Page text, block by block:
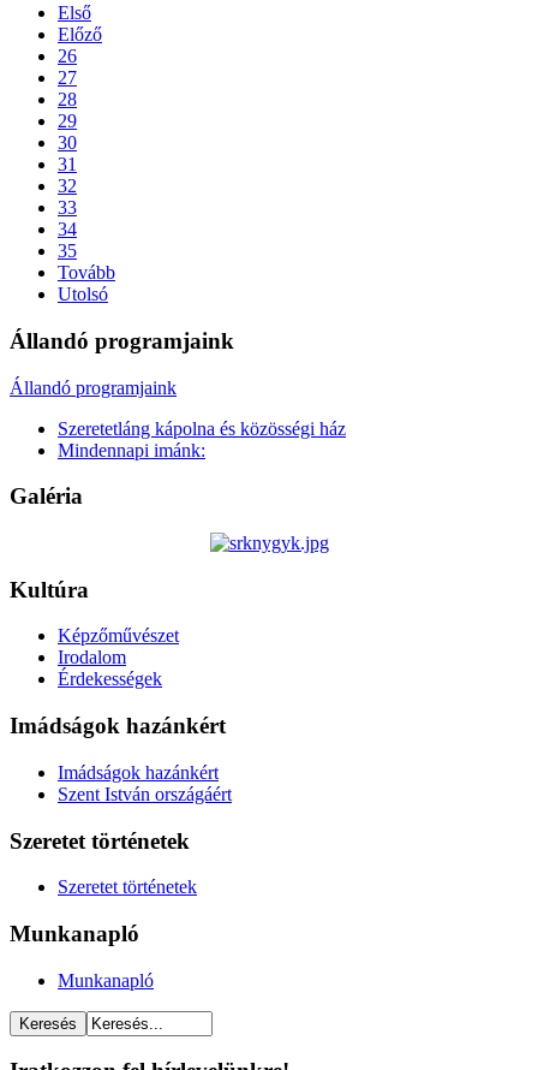
Első
Előző
26
27
28
29
30
31
32
33
34
35
Tovább
Utolsó
Állandó programjaink
Állandó programjaink
Szeretetláng kápolna és közösségi ház
Mindennapi imánk:
Galéria
Kultúra
Képzőművészet
Irodalom
Érdekességek
Imádságok hazánkért
Imádságok hazánkért
Szent István országáért
Szeretet történetek
Szeretet történetek
Munkanapló
Munkanapló